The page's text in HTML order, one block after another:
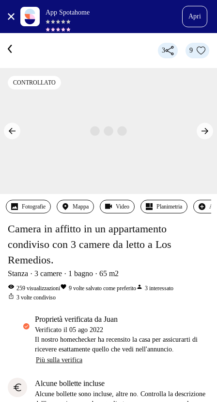
App Spotahome
Apri
3 9
CONTROLLATO
Fotografie Mappa Video Planimetria
Camera in affitto in un appartamento
condiviso con 3 camere da letto a Los
Remedios.
Stanza 3 camere 1 bagno 65 m2
visibility 259 visualizzazionifavorite 9 volte salvato come preferitoperson 3 interessato
ios_share 3 volte condiviso
proprietà verificata da Juan
Verificato il 05 ago 2022
Il nostro homechecker ha recensito la casa per assicurarti di
ricevere esattamente quello che vedi nell'annuncio.
Più sulla verifica
euro Alcune bollette incluse
Alcune bollette sono incluse, altre no. Controlla la descrizione